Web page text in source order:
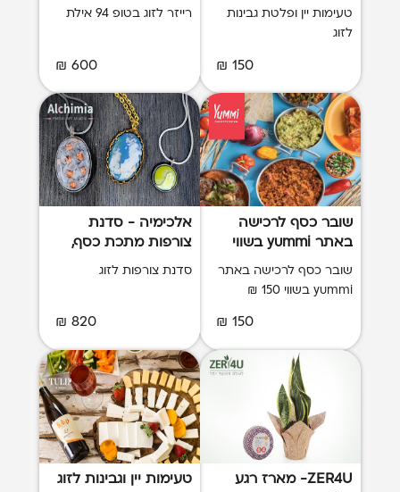
פלטת גבינות
טעימות יין ופלטת גבינות
לזוג
150 ₪
רייזר לזוג בטופ 94 אילת
600 ₪
שובר כסף לרכישה
באתר yummi בשווי
שובר כסף לרכישה באתר
yummi בשווי 150 ₪
150 ₪
אלכימיה - סדנת
צורפות מתכת כסף,
פליז ונחושת לזוג
סדנת צורפות לזוג
820 ₪
ZER4U- מארז רגע
טעימות יין וגבינות לזוג